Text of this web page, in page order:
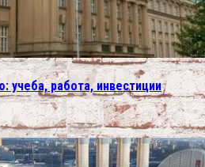
учеба, работа, инвестиции